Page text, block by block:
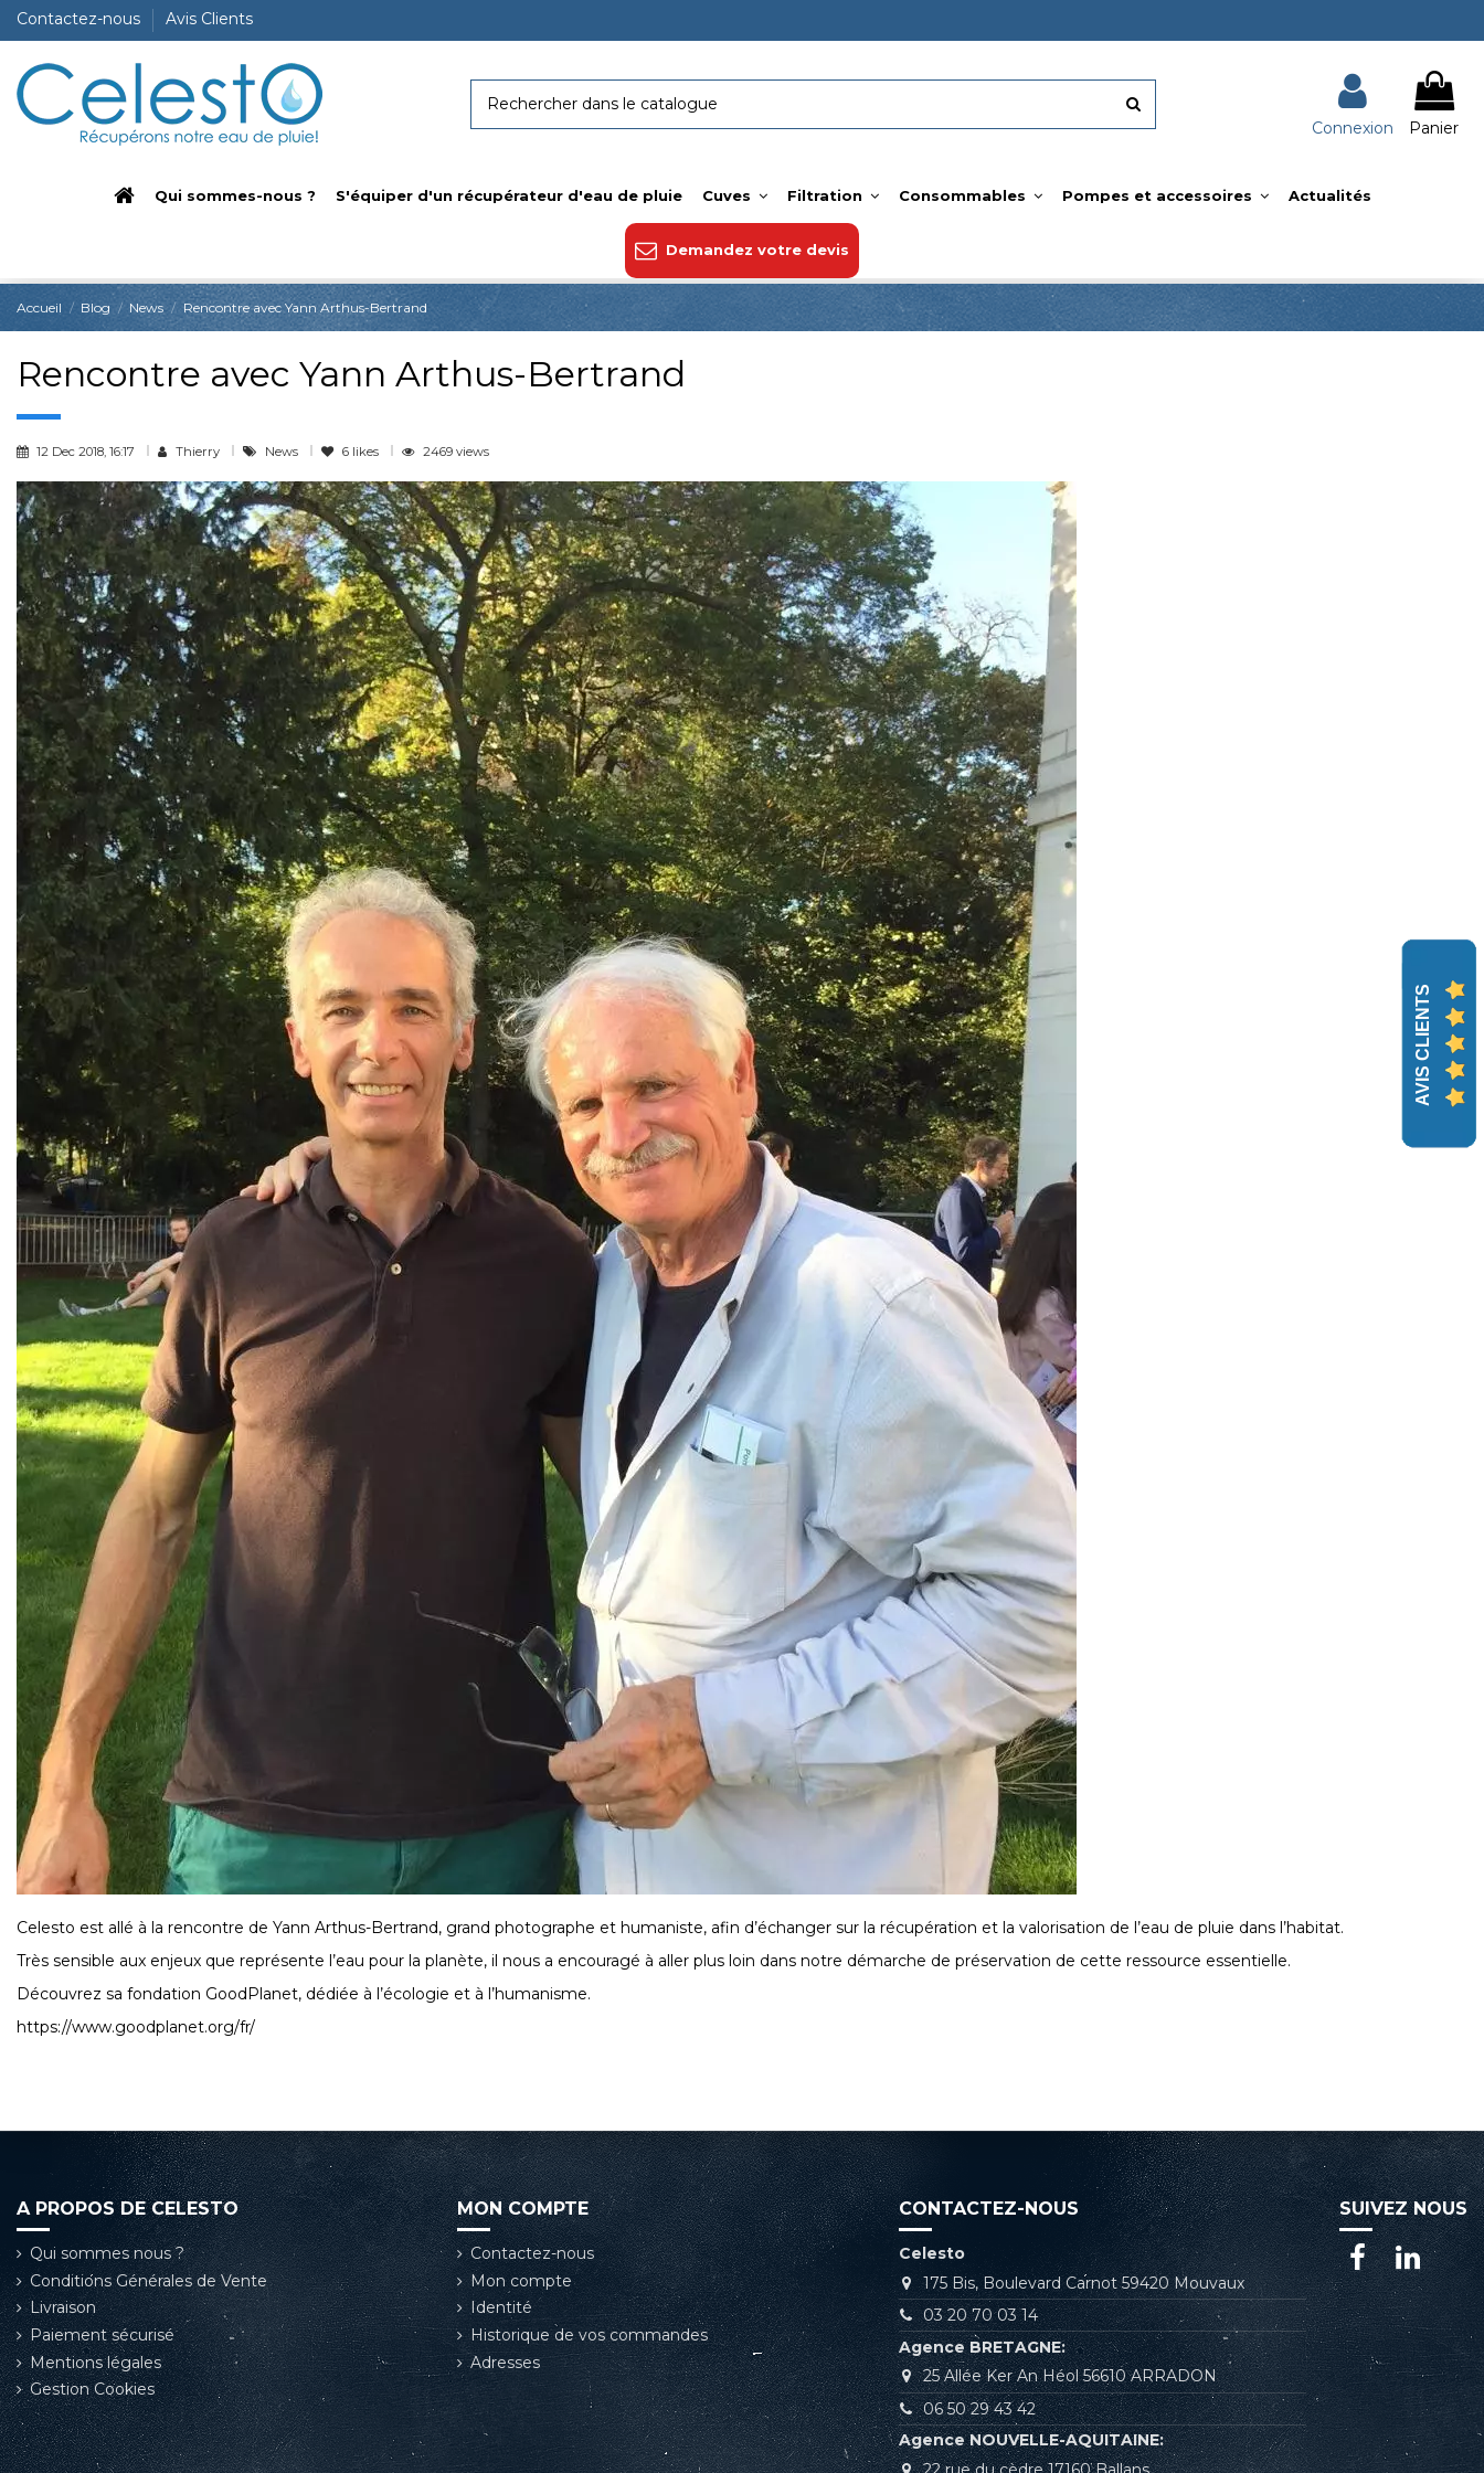
Contactez-nous Avis Clients
Connexion Panier
Qui sommes-nous ? S'équiper d'un récupérateur d'eau de pluie Cuves Filtration Consommables Pompes et accessoires Actualités
Demandez votre devis
Accueil Blog News Rencontre avec Yann Arthus-Bertrand
Rencontre avec Yann Arthus-Bertrand
12 Dec 2018, 16:17 Thierry News 6 likes 2469 views
Celesto est allé à la rencontre de Yann Arthus-Bertrand, grand photographe et humaniste, afin d’échanger sur la récupération et la valorisation de l’eau de pluie dans l’habitat.
Très sensible aux enjeux que représente l’eau pour la planète, il nous a encouragé à aller plus loin dans notre démarche de préservation de cette ressource essentielle.
Découvrez sa fondation GoodPlanet, dédiée à l’écologie et à l’humanisme.
https://www.goodplanet.org/fr/
A PROPOS DE CELESTO
Qui sommes nous ?
Conditions Générales de Vente
Livraison
Paiement sécurisé
Mentions légales
Gestion Cookies
MON COMPTE
Contactez-nous
Mon compte
Identité
Historique de vos commandes
Adresses
CONTACTEZ-NOUS
Celesto
175 Bis, Boulevard Carnot 59420 Mouvaux
03 20 70 03 14
Agence BRETAGNE:
25 Allée Ker An Héol 56610 ARRADON
06 50 29 43 42
Agence NOUVELLE-AQUITAINE:
AVIS CLIENTS
SUIVEZ NOUS